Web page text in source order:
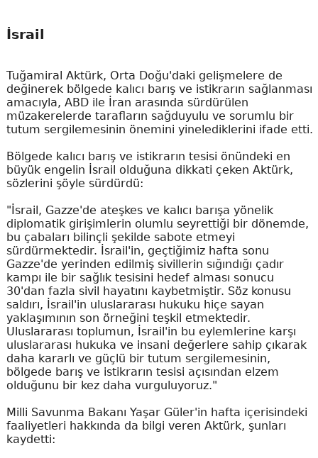
İsrail
Tuğamiral Aktürk, Orta Doğu'daki gelişmelere de
değinerek bölgede kalıcı barış ve istikrarın sağlanması
amacıyla, ABD ile İran arasında sürdürülen
müzakerelerde tarafların sağduyulu ve sorumlu bir
tutum sergilemesinin önemini yinelediklerini ifade etti.
Bölgede kalıcı barış ve istikrarın tesisi önündeki en
büyük engelin İsrail olduğuna dikkati çeken Aktürk,
sözlerini şöyle sürdürdü:
"İsrail, Gazze'de ateşkes ve kalıcı barışa yönelik
diplomatik girişimlerin olumlu seyrettiği bir dönemde,
bu çabaları bilinçli şekilde sabote etmeyi
sürdürmektedir. İsrail'in, geçtiğimiz hafta sonu
Gazze'de yerinden edilmiş sivillerin sığındığı çadır
kampı ile bir sağlık tesisini hedef alması sonucu
30'dan fazla sivil hayatını kaybetmiştir. Söz konusu
saldırı, İsrail'in uluslararası hukuku hiçe sayan
yaklaşımının son örneğini teşkil etmektedir.
Uluslararası toplumun, İsrail'in bu eylemlerine karşı
uluslararası hukuka ve insani değerlere sahip çıkarak
daha kararlı ve güçlü bir tutum sergilemesinin,
bölgede barış ve istikrarın tesisi açısından elzem
olduğunu bir kez daha vurguluyoruz."
Milli Savunma Bakanı Yaşar Güler'in hafta içerisindeki
faaliyetleri hakkında da bilgi veren Aktürk, şunları
kaydetti: